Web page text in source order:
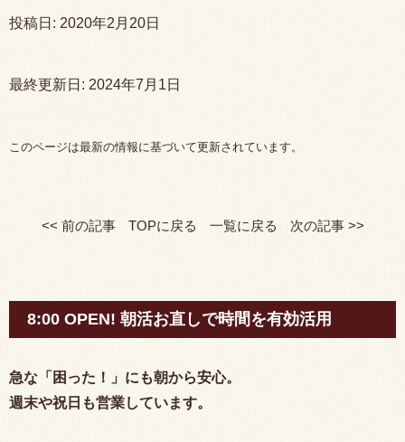
投稿日: 2020年2月20日
最終更新日: 2024年7月1日
このページは最新の情報に基づいて更新されています。
<< 前の記事 TOPに戻る 一覧に戻る 次の記事 >>
8:00 OPEN! 朝活お直しで時間を有効活用
急な「困った！」にも朝から安心。
週末や祝日も営業しています。